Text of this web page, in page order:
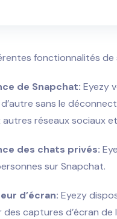
fonctionnalités
de Snapchat: Eyezy
d’autre sans le
réseaux sociaux
des chats privés:
sur Snapchat.
d’écran: Eyezy
des captures d’écran